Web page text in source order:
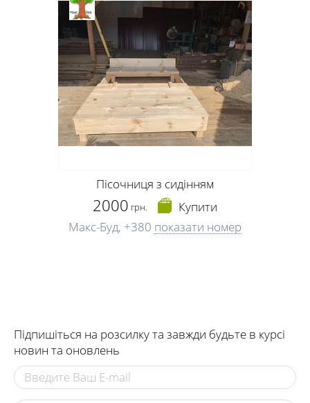
Пісочниця з сидінням
2000 грн.
Купити
Макс-Буд, +380 показати номер
Підпишіться на розсилку та завжди будьте в курсі
новин та оновлень